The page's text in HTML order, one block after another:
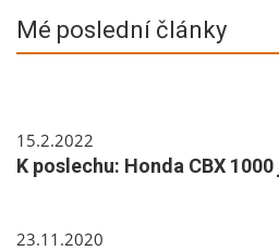
Mé poslední články
15.2.2022
K poslechu: Honda CBX
23.11.2020